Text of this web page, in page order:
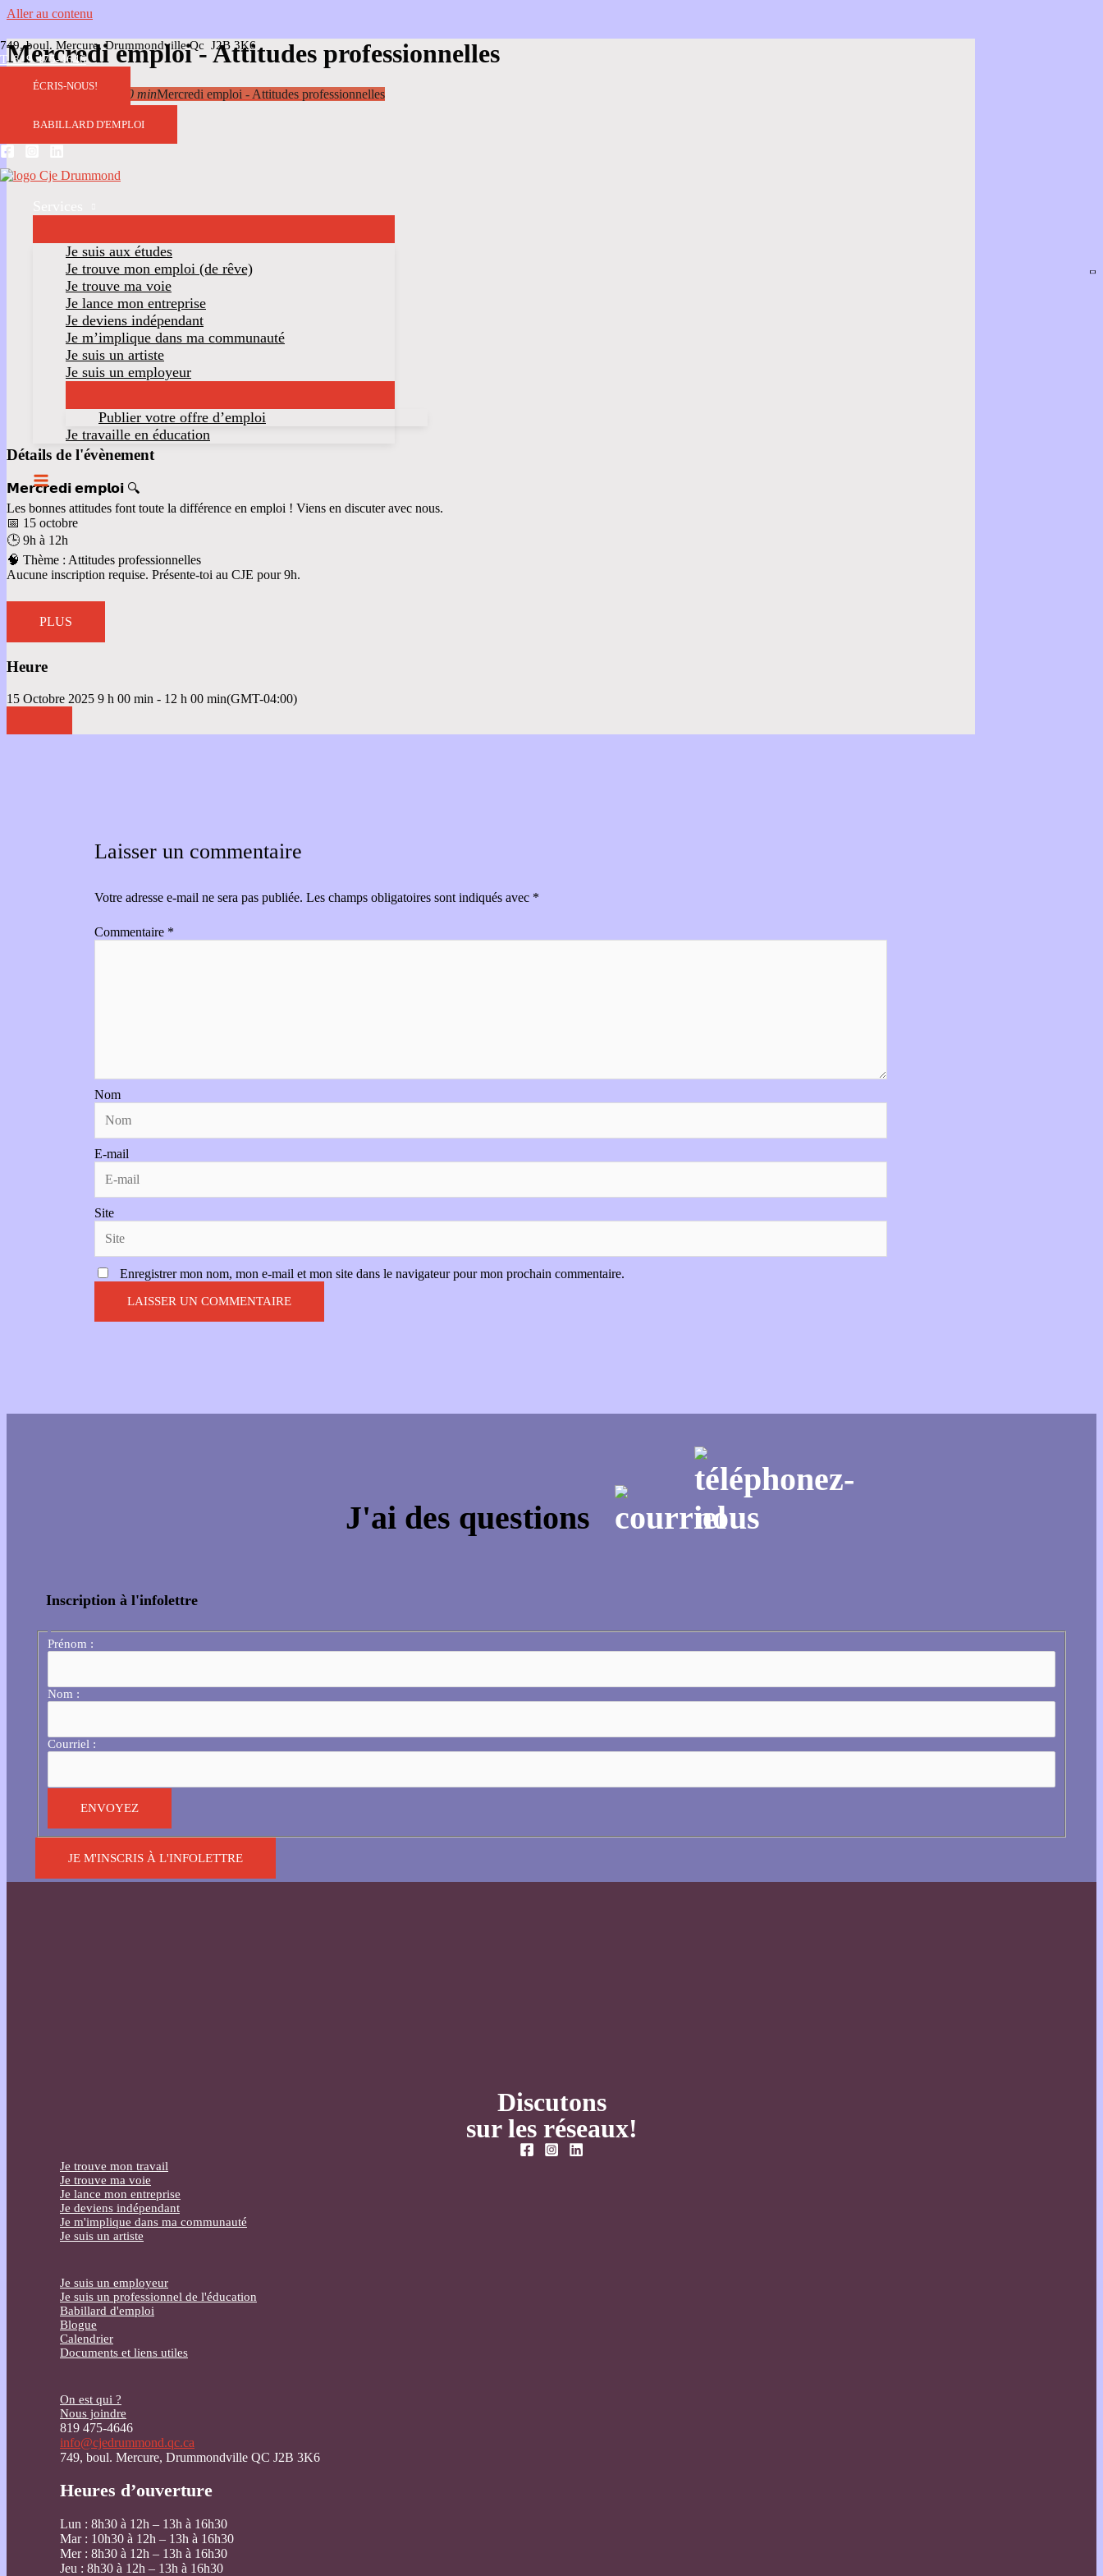
Aller au contenu
749, boul. Mercure, Drummondville Qc J2B 3K6
T. 819 475-4646
ÉCRIS-NOUS!
BABILLARD D'EMPLOI
Je suis aux études
Je trouve mon emploi (de rêve)
Je trouve ma voie
Je lance mon entreprise
Je deviens indépendant
Je m’implique dans ma communauté
Je suis un artiste
Je suis un employeur
Publier votre offre d’emploi
Je travaille en éducation
Mercredi emploi - Attitudes professionnelles
Oct9 h 00 min12 h 00 minMercredi emploi - Attitudes professionnelles
Détails de l'évènement
𝗠𝗲𝗿𝗰𝗿𝗲𝗱𝗶 𝗲𝗺𝗽𝗹𝗼𝗶 🔍
Les bonnes attitudes font toute la différence en emploi ! Viens en discuter avec nous.
📅 15 octobre
🕒 9h à 12h
🧠 Thème : Attitudes professionnelles
Aucune inscription requise. Présente-toi au CJE pour 9h.
PLUS
Heure
15 Octobre 2025 9 h 00 min - 12 h 00 min(GMT-04:00)
Laisser un commentaire
Votre adresse e-mail ne sera pas publiée. Les champs obligatoires sont indiqués avec *
Commentaire *
Nom
E-mail
Site
Enregistrer mon nom, mon e-mail et mon site dans le navigateur pour mon prochain commentaire.
J'ai des questions
Inscription à l'infolettre
Prénom :
Nom :
Courriel :
JE M'INSCRIS À L'INFOLETTRE
Discutons
sur les réseaux!
Je trouve mon travail
Je trouve ma voie
Je lance mon entreprise
Je deviens indépendant
Je m'implique dans ma communauté
Je suis un artiste
Je suis un employeur
Je suis un professionnel de l'éducation
Babillard d'emploi
Blogue
Calendrier
Documents et liens utiles
On est qui ?
Nous joindre
819 475-4646
info@cjedrummond.qc.ca
749, boul. Mercure, Drummondville QC J2B 3K6
Heures d’ouverture
Lun : 8h30 à 12h – 13h à 16h30
Mar : 10h30 à 12h – 13h à 16h30
Mer : 8h30 à 12h – 13h à 16h30
Jeu : 8h30 à 12h – 13h à 16h30